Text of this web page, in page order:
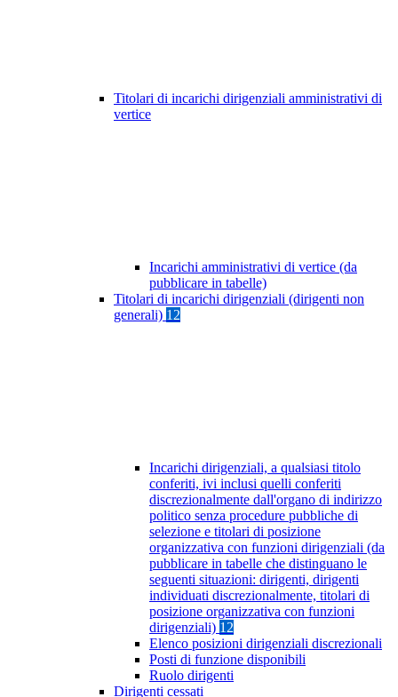
Titolari di incarichi dirigenziali amministrativi di
vertice
Incarichi amministrativi di vertice (da
pubblicare in tabelle)
Titolari di incarichi dirigenziali (dirigenti non
generali) 12
Incarichi dirigenziali, a qualsiasi titolo
conferiti, ivi inclusi quelli conferiti
discrezionalmente dall'organo di indirizzo
politico senza procedure pubbliche di
selezione e titolari di posizione
organizzativa con funzioni dirigenziali (da
pubblicare in tabelle che distinguano le
seguenti situazioni: dirigenti, dirigenti
individuati discrezionalmente, titolari di
posizione organizzativa con funzioni
dirigenziali) 12
Elenco posizioni dirigenziali discrezionali
Posti di funzione disponibili
Ruolo dirigenti
Dirigenti cessati